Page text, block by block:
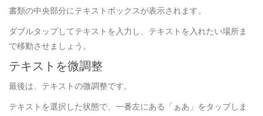
書類の中央部分にテキストボックスが表示されます。
ダブルタップしてテキストを入力し、テキストを入れたい場所ま
で移動させましょう。
テキストを微調整
最後は、テキストの微調整です。
テキストを選択した状態で、一番左にある「ぁあ」をタップしま